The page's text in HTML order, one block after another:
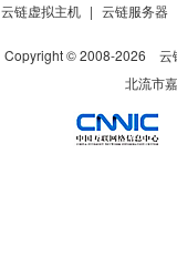
云链虚拟主机 | 云链服务器
Copyright © 2008-2026
云
北流市